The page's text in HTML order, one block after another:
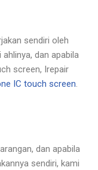
sendiri oleh
dan apabila
screen, Irepair
IC touch screen.
dan apabila
sendiri, kami